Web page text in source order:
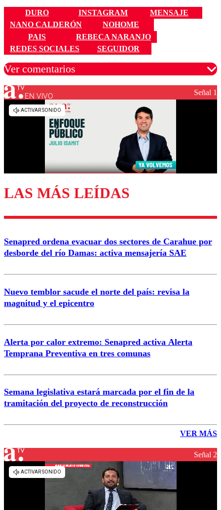
DURO INSTAGRAM
MENSAJE
NANO CALDERÓN
NOHOME
PAIS
REBECA NARANJO
REDES SOCIALES
SEGUIDOR
Ver comentarios
Los comentarios son moderados para garantizar un
diálogo respetuoso.
Enviar comentario
EN VIVO Señal 1
LAS MÁS LEÍDAS
Senapred ordena evacuar dos sectores de Carahue por
desborde del río Damas: activa mensajería SAE
Nuevo temblor sacude el norte del país: revisa la
magnitud y el epicentro
Alerta por calor extremo: Senapred activa Alerta
Temprana Preventiva en tres comunas
Semana legislativa estará marcada por el fin de la
tramitación del proyecto de reconstrucción
VER MÁS
Señal 2